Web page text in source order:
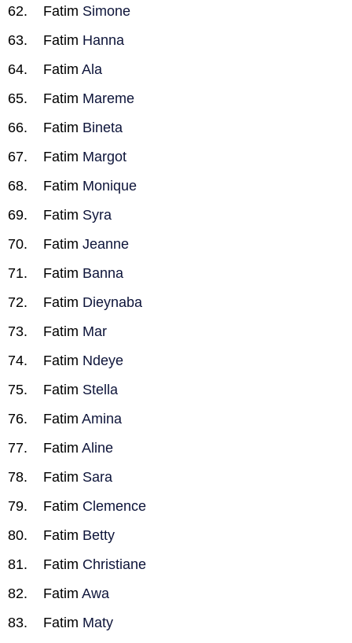
Fatim Simone
Fatim Hanna
Fatim Ala
Fatim Mareme
Fatim Bineta
Fatim Margot
Fatim Monique
Fatim Syra
Fatim Jeanne
Fatim Banna
Fatim Dieynaba
Fatim Mar
Fatim Ndeye
Fatim Stella
Fatim Amina
Fatim Aline
Fatim Sara
Fatim Clemence
Fatim Betty
Fatim Christiane
Fatim Awa
Fatim Maty